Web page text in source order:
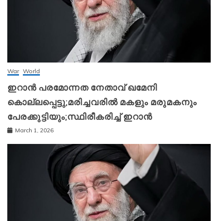
War World
ഇറാന്‍ പരമോന്നത നേതാവ് ഖമേനി
കൊല്ലപ്പെട്ടു;മരിച്ചവരിൽ മകളും മരുമകനും
പേരക്കുട്ടിയും;സ്ഥിരീകരിച്ച് ഇറാന്‍
March 1, 2026